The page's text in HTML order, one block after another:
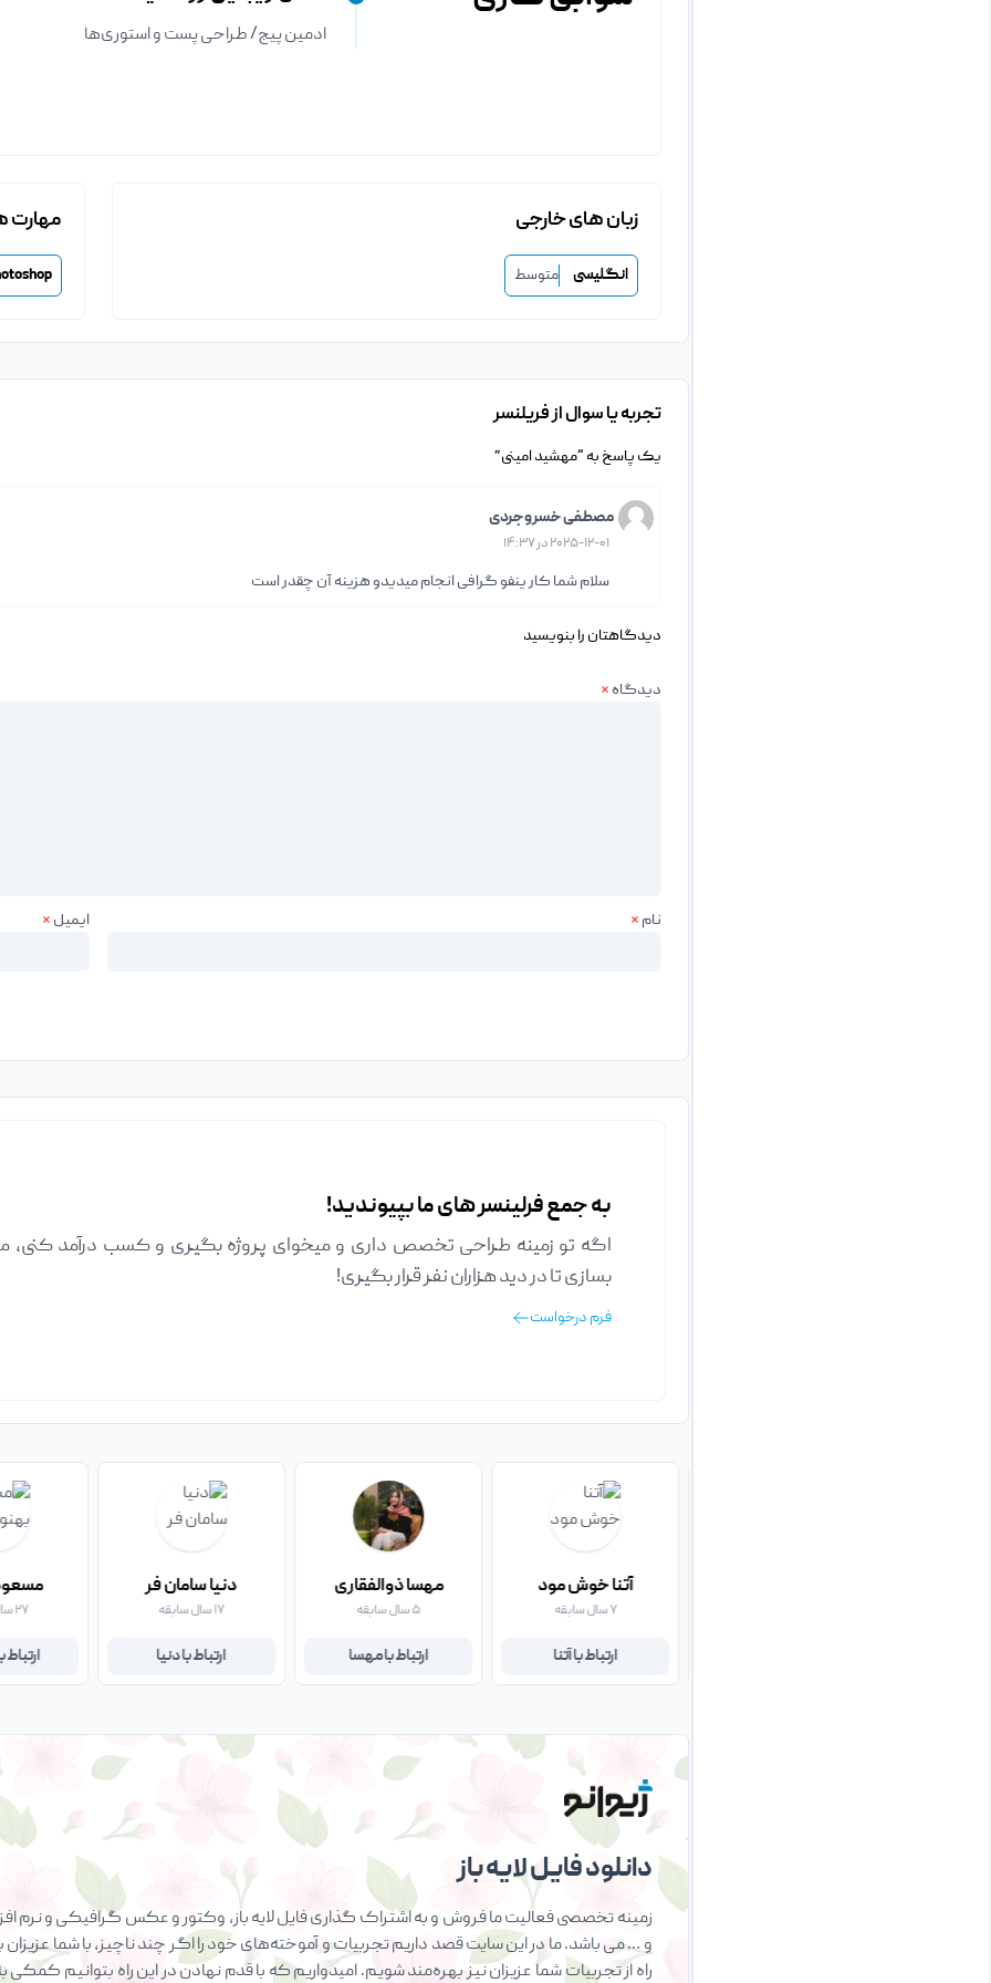
ادمین پیج/ طراحی پست و استوری‌ها
زبان های خارجی
انگلیسی متوسط
مهارت
تجربه یا سوال از فریلنسر
یک پاسخ به “مهشید امینی”
مصطفی خسروجردی
۲۰۲۵-۱۲-۰۱ در ۱۴:۳۷
سلام شما کار ینفو گرافی انجام میدیدو هزینه آن چقدر است
دیدگاهتان را بنویسید
دیدگاه *
نام * ایمیل *
به جمع فرلینسر های ما بپیوندید!
اگه تو زمینه طراحی تخصص داری و میخوای پروژه بگیری و کسب درآمد کنی،
بسازی تا در دید هزاران نفر قرار بگیری!
فرم درخواست
آتنا خوش مود
۷ سال سابقه
ارتباط با آتنا
مهسا ذوالفقاری
۵ سال سابقه
ارتباط با مهسا
دنیا سامان فر
۱۷ سال سابقه
ارتباط با دنیا
۲۷ سال سابقه
دانلود فایل لایه باز
زمینه تخصصی فعالیت ما فروش و به اشتراک گذاری فایل لایه باز، وکتور و عکس گرافیکی و نرم
و … می باشد. ما در این سایت قصد داریم تجربیات و آموخته‌های خود را اگر چند ناچیز، با شما عزیزان
راه از تجربیات شما عزیزان نیز بهره‌مند شویم. امیدواریم که با قدم نهادن در این راه بتوانیم